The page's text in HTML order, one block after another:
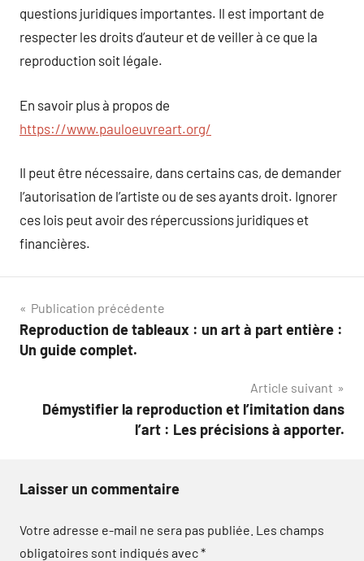
questions juridiques importantes. Il est important de
respecter les droits d’auteur et de veiller à ce que la
reproduction soit légale.
En savoir plus à propos de
https://www.pauloeuvreart.org/
Il peut être nécessaire, dans certains cas, de demander
l’autorisation de l’artiste ou de ses ayants droit. Ignorer
ces lois peut avoir des répercussions juridiques et
financières.
Navigation
de
Publication précédente
Reproduction de tableaux : un art à part entière :
Un guide complet.
Article suivant
Démystifier la reproduction et l’imitation dans
l’art : Les précisions à apporter.
Laisser un commentaire
Votre adresse e-mail ne sera pas publiée. Les champs
obligatoires sont indiqués avec*